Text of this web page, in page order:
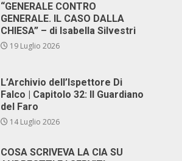
“GENERALE CONTRO
GENERALE. IL CASO DALLA
CHIESA” – di Isabella Silvestri
19 Luglio 2026
L’Archivio dell’Ispettore Di
Falco | Capitolo 32: Il Guardiano
del Faro
14 Luglio 2026
COSA SCRIVEVA LA CIA SU